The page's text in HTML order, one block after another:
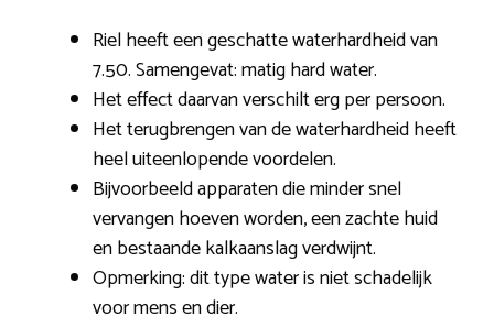
Riel heeft een geschatte waterhardheid van
7.50. Samengevat: matig hard water.
Het effect daarvan verschilt erg per persoon.
Het terugbrengen van de waterhardheid heeft
heel uiteenlopende voordelen.
Bijvoorbeeld apparaten die minder snel
vervangen hoeven worden, een zachte huid
en bestaande kalkaanslag verdwijnt.
Opmerking: dit type water is niet schadelijk
voor mens en dier.